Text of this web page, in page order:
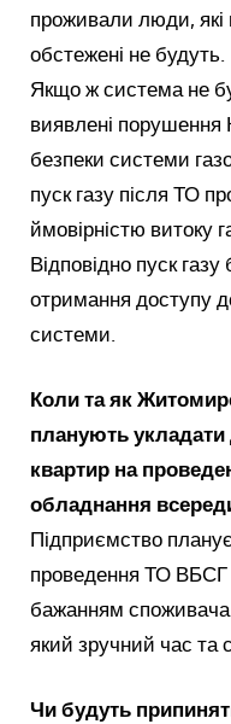
проживали люди, які
обстежені не будуть.
Якщо ж система не
виявлені
безпеки системи
пуск газу після ТО
ймовірністю витоку
Відповідно пуск
отримання доступу
системи.
Коли та як
планують
квартир на
обладнання
Підприємство
проведення ТО ВБСГ
бажанням
який зручний час та
Чи будуть